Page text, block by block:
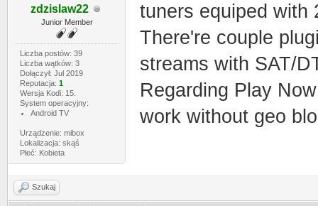
zdzislaw22
Junior Member
Liczba postów: 39
Liczba wątków: 3
Dołączył: Jul 2019
Reputacja: 1
Wersja Kodi: 15.
System operacyjny:
Android TV
Urządzenie: mibox
Lokalizacja: skąś
Płeć: Kobieta
tuners equiped with
There're couple
streams with SAT/
Regarding Play
work without geo
Szukaj